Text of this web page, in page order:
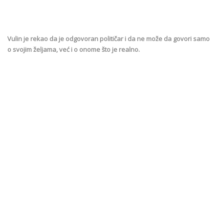
Vulin je rekao da je odgovoran političar i da ne može da govori samo
o svojim željama, već i o onome što je realno.